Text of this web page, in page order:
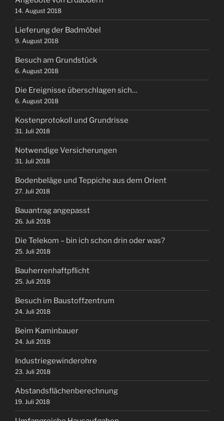
14. August 2018
Lieferung der Badmöbel
9. August 2018
Besuch am Grundstück
6. August 2018
Die Ereignisse überschlagen sich…
6. August 2018
Kostenprotokoll und Grundrisse
31. Juli 2018
Notwendige Versicherungen
31. Juli 2018
Bodenbeläge und Teppiche aus dem Orient
27. Juli 2018
Bauantrag angepasst
26. Juli 2018
Die Telekom – bin ich schon drin oder was?
25. Juli 2018
Bauherrenhaftpflicht
25. Juli 2018
Besuch im Baustoffzentrum
24. Juli 2018
Beim Kaminbauer
24. Juli 2018
Industriegewinderohre
23. Juli 2018
Abstandsflächenberechnung
19. Juli 2018